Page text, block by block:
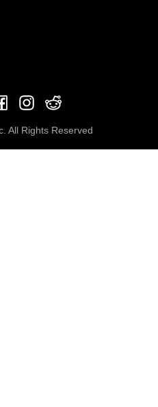
All Rights Reserved